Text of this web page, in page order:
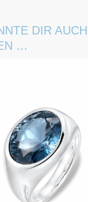
DIR AUCH
…